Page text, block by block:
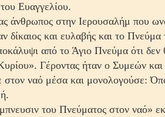
Ευαγγελίου.
άνθρωπος στην Ιερουσαλήμ που
δίκαιος και ευλαβής και το
από το Άγιο Πνεύμα ότι
Γέροντας ήταν ο Συμεών και
ναό μέσα και μονολογούσε:
του Πνεύματος στον ναό»